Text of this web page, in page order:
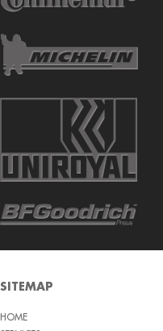
AUTOGREEN
AUTOGUARD
BARUM W
BCT
BF GOODRICH
BOTO
BRIDGESTON
SITEMAP
HOME